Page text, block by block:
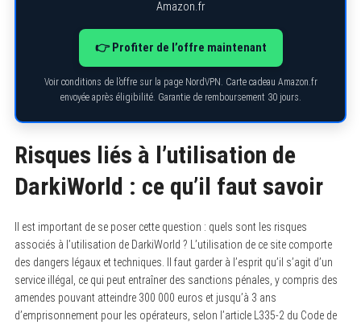
Amazon.fr
👉 Profiter de l’offre maintenant
Voir conditions de l’offre sur la page NordVPN. Carte cadeau Amazon.fr
envoyée après éligibilité. Garantie de remboursement 30 jours.
Risques liés à l’utilisation de
DarkiWorld : ce qu’il faut savoir
Il est important de se poser cette question : quels sont les risques
associés à l’utilisation de DarkiWorld ? L’utilisation de ce site comporte
des dangers légaux et techniques. Il faut garder à l’esprit qu’il s’agit d’un
service illégal, ce qui peut entraîner des sanctions pénales, y compris des
amendes pouvant atteindre 300 000 euros et jusqu’à 3 ans
d’emprisonnement pour les opérateurs, selon l’article L335-2 du Code de